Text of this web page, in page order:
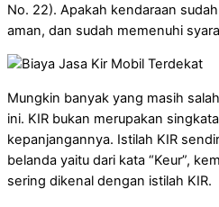
No. 22). Apakah kendaraan
aman, dan sudah memenuhi
Mungkin banyak yang masih
ini. KIR bukan merupakan
kepanjangannya. Istilah KIR
belanda yaitu dari kata “Keur”,
sering dikenal dengan istilah KIR.